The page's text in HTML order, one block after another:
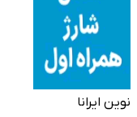
نوین ایرانا